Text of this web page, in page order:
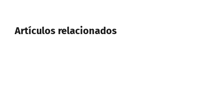
Artículos relacionados